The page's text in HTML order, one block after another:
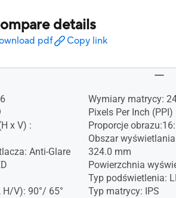
details
pdf Copy link
x V) :
Anti-Glare
V): 90°/ 65°
Wymiary matrycy:
Pixels Per Inch (PPI)
Proporcje
Obszar
324.0 mm
Powierzchnia
Typ podświetlenia:
Typ matrycy: IPS